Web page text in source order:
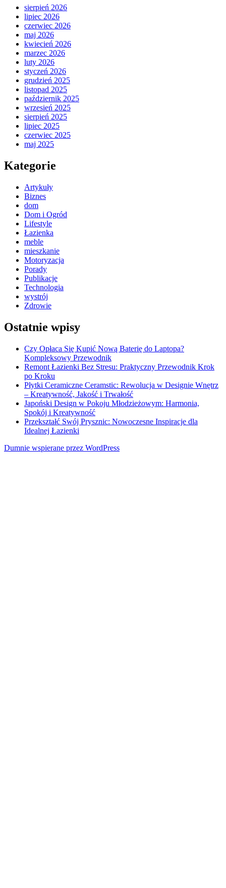
sierpień 2026
lipiec 2026
czerwiec 2026
maj 2026
kwiecień 2026
marzec 2026
luty 2026
styczeń 2026
grudzień 2025
listopad 2025
październik 2025
wrzesień 2025
sierpień 2025
lipiec 2025
czerwiec 2025
maj 2025
Kategorie
Artykuły
Biznes
dom
Dom i Ogród
Lifestyle
Łazienka
meble
mieszkanie
Motoryzacja
Porady
Publikacje
Technologia
wystrój
Zdrowie
Ostatnie wpisy
Czy Opłaca Się Kupić Nową Baterię do Laptopa?
Kompleksowy Przewodnik
Remont Łazienki Bez Stresu: Praktyczny Przewodnik Krok
po Kroku
Płytki Ceramiczne Ceramstic: Rewolucja w Designie Wnętrz
– Kreatywność, Jakość i Trwałość
Japoński Design w Pokoju Młodzieżowym: Harmonia,
Spokój i Kreatywność
Przekształć Swój Prysznic: Nowoczesne Inspiracje dla
Idealnej Łazienki
Dumnie wspierane przez WordPress